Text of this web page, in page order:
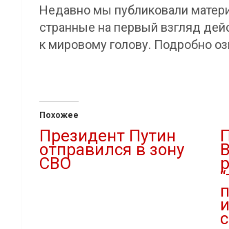
Недавно мы публиковали
странные на первый взгляд
к мировому голову. Подробно
Похожее
Президент Путин
отправился в зону
СВО